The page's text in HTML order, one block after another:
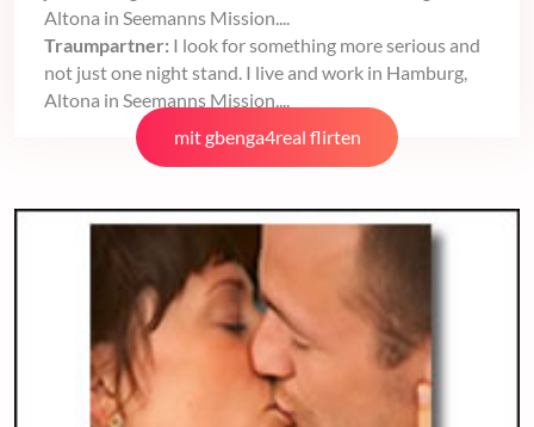
Altona in Seemanns Mission....
Traumpartner: I look for something more serious and
not just one night stand. I live and work in Hamburg,
Altona in Seemanns Mission....
mit gbenga4real flirten